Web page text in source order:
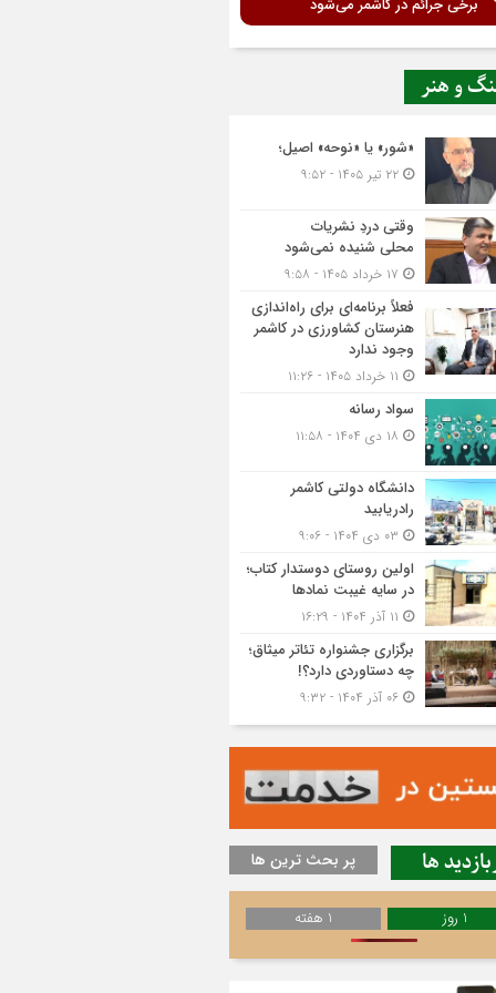
و هنر
«شور» یا «نوحه» اصیل؛
وقتی دردِ نشریات
محلی شنیده نمی‌شود
فعلاً برنامه‌ای برای راه‌اندازی
هنرستان کشاورزی در کاشمر
وجود ندارد
سواد رسانه
دانشگاه دولتی کاشمر‌
رادریابید
اولین روستای دوستدار کتاب؛
در سایه غیبت نمادها
برگزاری جشنواره تئاتر میثاق؛
چه دستاوردی دارد؟!
ها پر بحث ترین ها
1 روز 1 هفته